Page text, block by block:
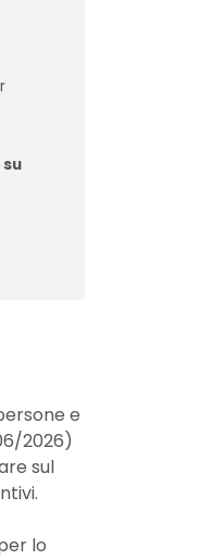
e
2026)
sul
lo